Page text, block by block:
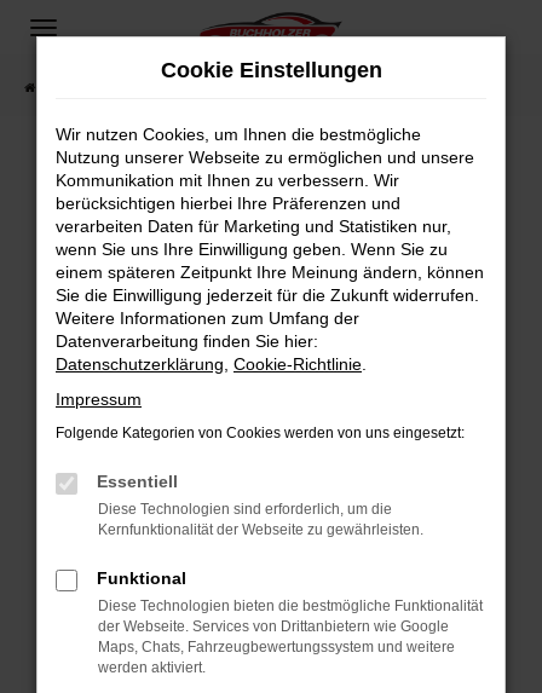
Zum
springen
Fahrzeugsuche
Fehler: Network Error
Beim Laden ist ein Fehler aufgetreten.
Hier sind ein paar Tipps, die dir helfen können:
Überprüfe deine Firewall und deine
Internetverbindung.
Laden andere Webseiten, zum Beispiel deine
Suchmaschine?
Prüfe deine Browsererweiterungen.
können das Laden bestimmter Seiten
verhindern. Funktioniert die Seite in einem
anderen Browser oder in einem privaten
Starte dein Gerät neu.
Das kann manchmal helfen, vorübergehende
Probleme zu beheben.
Cookie Einstellungen
Wir nutzen Cookies, um Ihnen die bestmögliche
Nutzung unserer Webseite zu ermöglichen und unsere
Kommunikation mit Ihnen zu verbessern. Wir
berücksichtigen hierbei Ihre Präferenzen und
verarbeiten Daten für Marketing und Statistiken nur,
wenn Sie uns Ihre Einwilligung geben. Wenn Sie zu
einem späteren Zeitpunkt Ihre Meinung ändern, können
Sie die Einwilligung jederzeit für die Zukunft widerrufen.
Weitere Informationen zum Umfang der
Datenverarbeitung finden Sie hier:
Datenschutzerklärung Cookie-Richtlinie
Impressum
Folgende Kategorien von Cookies werden von uns eingesetzt:
Essentiell
Diese Technologien sind erforderlich, um die
Kernfunktionalität der Webseite zu gewährleisten.
Funktional
Diese Technologien bieten die bestmögliche Funktionalität
der Webseite. Services von Drittanbietern wie Google
Maps, Chats, Fahrzeugbewertungssystem und weitere
werden aktiviert.